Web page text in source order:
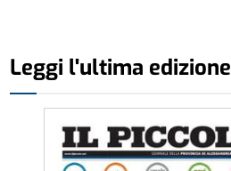
Leggi l'ultima edizione